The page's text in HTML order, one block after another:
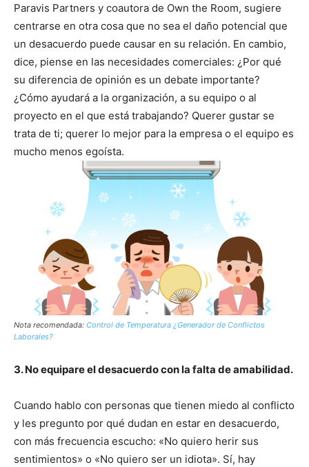
Paravis Partners y coautora de Own the Room, sugiere
centrarse en otra cosa que no sea el daño potencial que
un desacuerdo puede causar en su relación. En cambio,
dice, piense en las necesidades comerciales: ¿Por qué
su diferencia de opinión es un debate importante?
¿Cómo ayudará a la organización, a su equipo o al
proyecto en el que está trabajando? Querer gustar se
trata de ti; querer lo mejor para la empresa o el equipo es
mucho menos egoísta.
Nota recomendada: Control de Temperatura ¿Generador de Conflictos
Laborales?
3. No equipare el desacuerdo con la falta de amabilidad.
Cuando hablo con personas que tienen miedo al conflicto
y les pregunto por qué dudan en estar en desacuerdo,
con más frecuencia escucho: «No quiero herir sus
sentimientos» o «No quiero ser un idiota». Sí, hay